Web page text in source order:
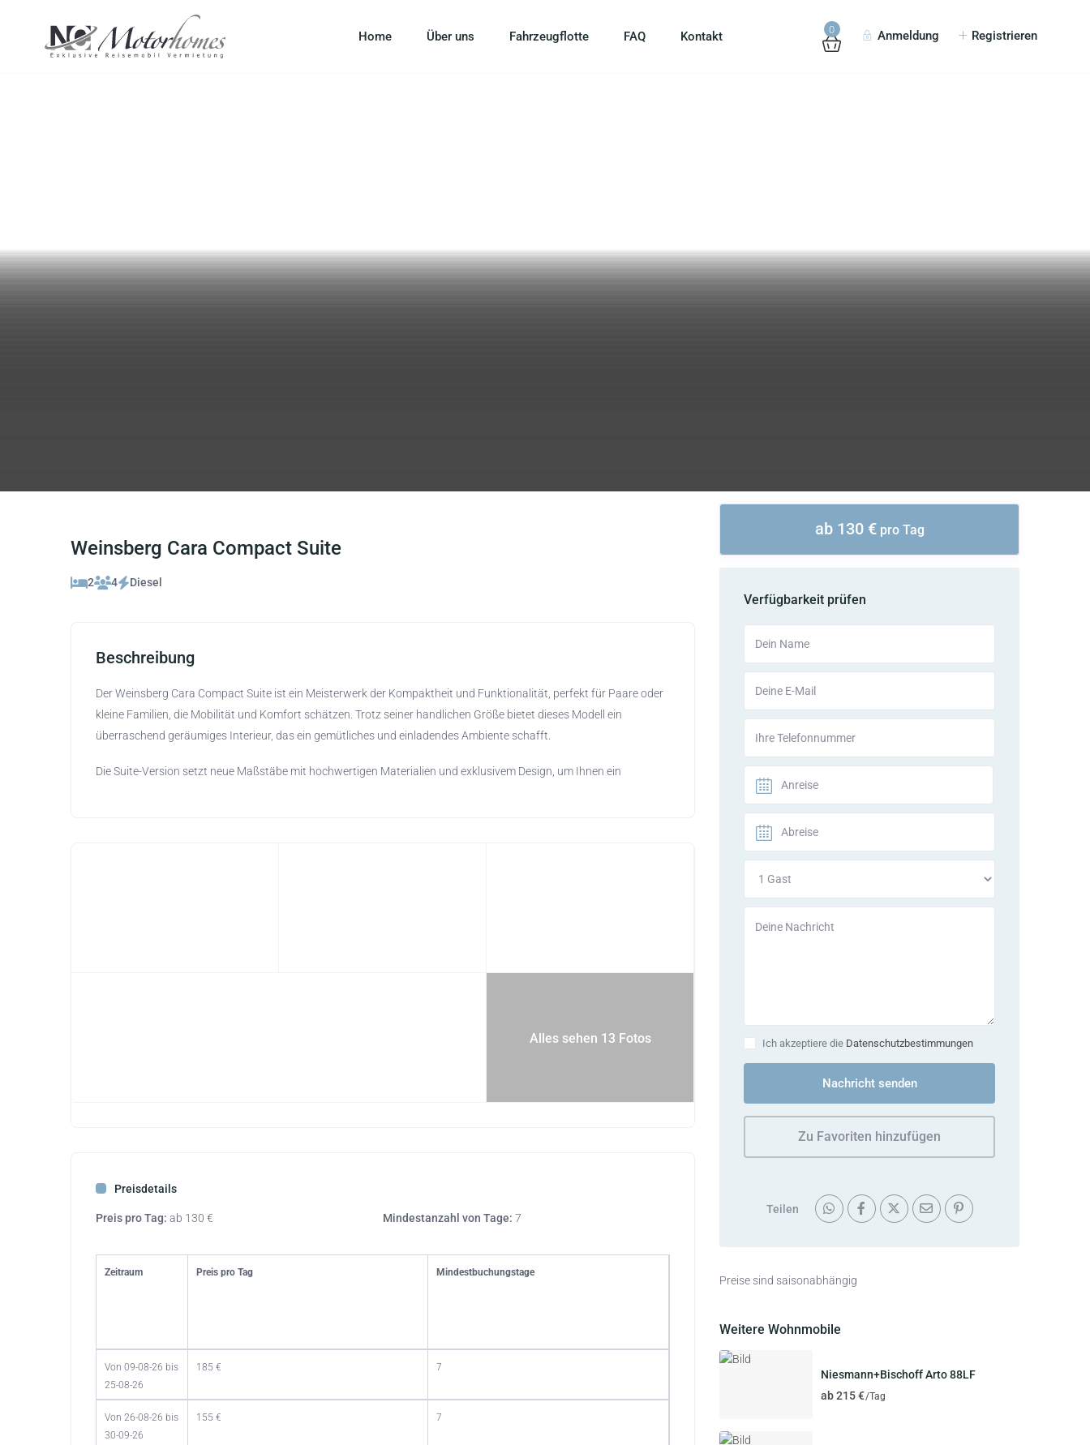
0 Anmeldung Registrieren
Home Über uns Fahrzeugflotte FAQ Kontakt
Weinsberg Cara Compact Suite
2 4 Diesel
Beschreibung
Der Weinsberg Cara Compact Suite ist ein Meisterwerk der Kompaktheit und Funktionalität, perfekt für Paare oder
kleine Familien, die Mobilität und Komfort schätzen. Trotz seiner handlichen Größe bietet dieses Modell ein
überraschend geräumiges Interieur, das ein gemütliches und einladendes Ambiente schafft.
Die Suite-Version setzt neue Maßstäbe mit hochwertigen Materialien und exklusivem Design, um Ihnen ein
Alles sehen 13 Fotos
Preisdetails
Preis pro Tag: ab 130 € Mindestanzahl von Tage: 7
Zeitraum Preis pro Tag Mindestbuchungstage
Von 09-08-26 bis
25-08-26
185 € 7
Von 26-08-26 bis
30-09-26
155 € 7
ab 130 €pro Tag
Verfügbarkeit prüfen
Ich akzeptiere die Datenschutzbestimmungen
Nachricht senden
Zu Favoriten hinzufügen
Teilen
Preise sind saisonabhängig
Weitere Wohnmobile
Niesmann+Bischoff Arto 88LF
ab 215 €/Tag